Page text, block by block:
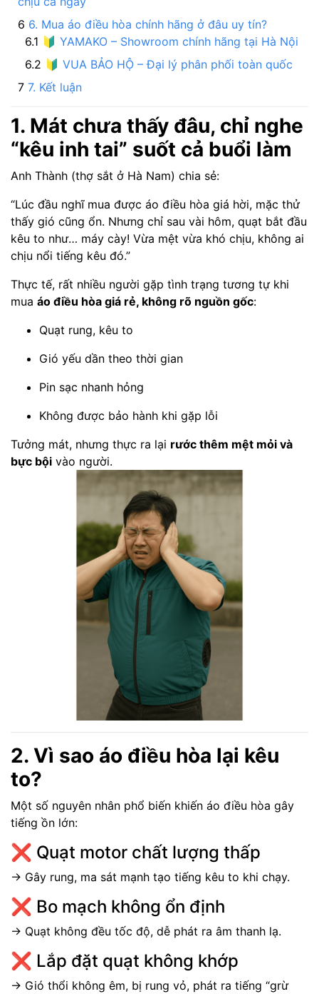
6. Mua áo điều hòa chính hãng ở đâu uy tín?
🔰 YAMAKO – Showroom chính hãng tại Hà Nội
🔰 VUA BẢO HỘ – Đại lý phân phối toàn quốc
7. Kết luận
1. Mát chưa thấy đâu, chỉ nghe
“kêu inh tai” suốt cả buổi làm
Anh Thành (thợ sắt ở Hà Nam) chia sẻ:
“Lúc đầu nghĩ mua được áo điều hòa giá hời, mặc thử
thấy gió cũng ổn. Nhưng chỉ sau vài hôm, quạt bắt đầu
kêu to như… máy cày! Vừa mệt vừa khó chịu, không ai
chịu nổi tiếng kêu đó.”
Thực tế, rất nhiều người gặp tình trạng tương tự khi
mua áo điều hòa giá rẻ, không rõ nguồn gốc:
Quạt rung, kêu to
Gió yếu dần theo thời gian
Pin sạc nhanh hỏng
Không được bảo hành khi gặp lỗi
Tưởng mát, nhưng thực ra lại rước thêm mệt mỏi và
bực bội vào người.
2. Vì sao áo điều hòa lại kêu
to?
Một số nguyên nhân phổ biến khiến áo điều hòa gây
tiếng ồn lớn:
❌ Quạt motor chất lượng thấp
→ Gây rung, ma sát mạnh tạo tiếng kêu to khi chạy.
❌ Bo mạch không ổn định
→ Quạt không đều tốc độ, dễ phát ra âm thanh lạ.
❌ Lắp đặt quạt không khớp
→ Gió thổi không êm, bị rung vỏ, phát ra tiếng “grừ